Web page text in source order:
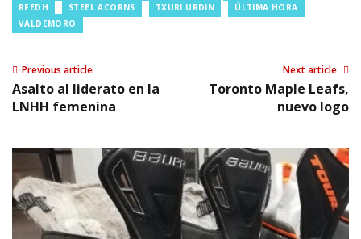
RFEDH
STEEL ACORNS TXURI URDIN
ÚLTIMA HORA
VALDEMORO
Previous article
Asalto al liderato en la
LNHH femenina
Next article
Toronto Maple Leafs,
nuevo logo